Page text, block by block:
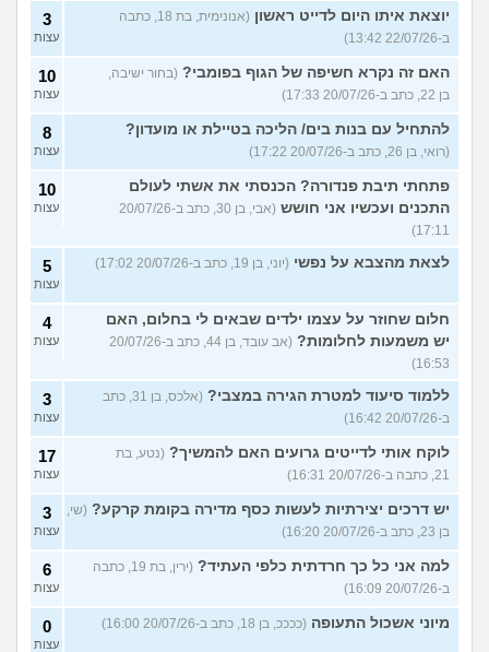
יוצאת איתו היום לדייט ראשון
(אנונימית, בת 18, כתבה
ב-22/07/26 13:42)
3
עצות
האם זה נקרא חשיפה של הגוף בפומבי? (בחור ישיבה,
בן 22, כתב ב-20/07/26 17:33)
10
עצות
להתחיל עם בנות בים/ הליכה בטיילת או מועדון?
(רואי, בן 26, כתב ב-20/07/26 17:22)
8
עצות
פתחתי תיבת פנדורה? הכנסתי את אשתי לעולם
התכנים ועכשיו אני חושש
(אבי, בן 30, כתב ב-20/07/26
17:11)
10
עצות
לצאת מהצבא על נפשי (יוני, בן 19, כתב ב-20/07/26 17:02) 5
עצות
חלום שחוזר על עצמו ילדים שבאים לי בחלום, האם
יש משמעות לחלומות?
(אב עובד, בן 44, כתב ב-20/07/26
16:53)
4
עצות
ללמוד סיעוד למטרת הגירה במצבי?
(אלכס, בן 31, כתב
ב-20/07/26 16:42)
3
עצות
לוקח אותי לדייטים גרועים האם להמשיך? (נטע, בת
21, כתבה ב-20/07/26 16:31)
17
עצות
יש דרכים יצירתיות לעשות כסף מדירה בקומת קרקע? (שי,
בן 23, כתב ב-20/07/26 16:20)
3
עצות
למה אני כל כך חרדתית כלפי העתיד?
(ירין, בת 19, כתבה
ב-20/07/26 16:09)
6
עצות
מיוני אשכול התעופה (ככככ, בן 18, כתב ב-20/07/26 16:00) 0
עצות